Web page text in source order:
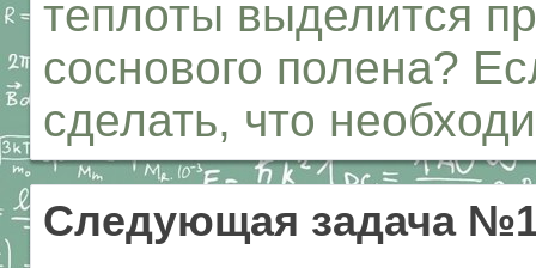
теплоты выделится
соснового полена?
сделать, что
Следующая задача